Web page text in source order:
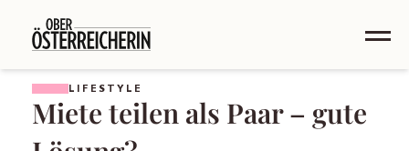
LIFESTYLE
Miete teilen als Paar – gute